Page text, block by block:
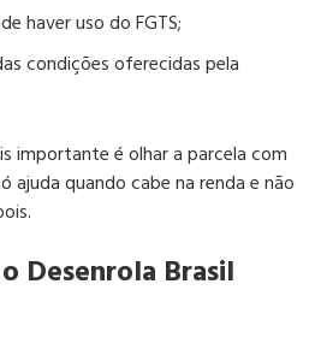
haver uso do FGTS;
condições oferecidas pela
importante é olhar a parcela com
ajuda quando cabe na renda e não
Desenrola Brasil